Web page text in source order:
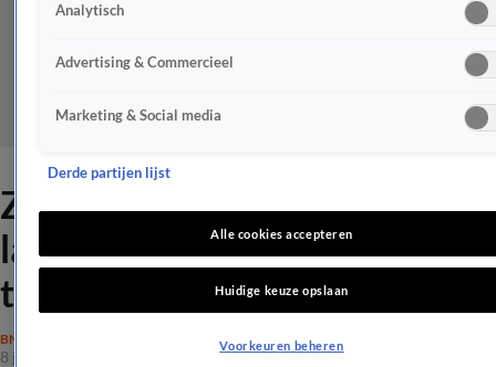
Zien: Olcay Gulsen geeft
lapdance terwijl vriend
toekijkt
BN'ERS
8 jan 2026, 10:43
Analytisch
Advertising & Commercieel
Marketing & Social media
Derde partijen lijst
Alle cookies accepteren
Huidige keuze opslaan
Voorkeuren beheren